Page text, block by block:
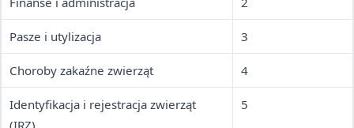
Pasze i utylizacja 3
Choroby zakaźne zwierząt 4
Identyfikacja i rejestracja zwierząt
5